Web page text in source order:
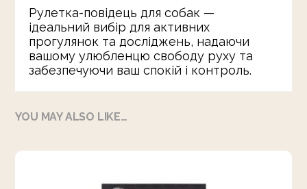
Рулетка-повідець для собак —
ідеальний вибір для активних
прогулянок та досліджень, надаючи
вашому улюбленцю свободу руху та
забезпечуючи ваш спокій і контроль.
YOU MAY ALSO LIKE…